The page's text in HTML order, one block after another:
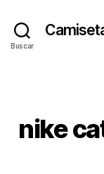
Buscar
nike